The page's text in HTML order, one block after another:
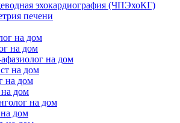
эхокардиография (ЧПЭхоКГ)
печени
на дом
на дом
на дом
на дом
на дом
дом
на дом
дом